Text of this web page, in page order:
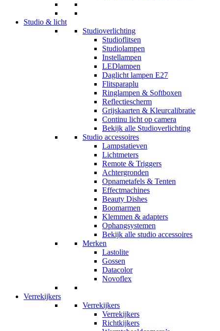
Studio & licht
Studioverlichting
Studioflitsen
Studiolampen
Instellampen
LEDlampen
Daglicht lampen E27
Flitsparaplu
Ringlampen & Softboxen
Reflectiescherm
Grijskaarten & Kleurcalibratie
Continu licht op camera
Bekijk alle Studioverlichting
Studio accessoires
Lampstatieven
Lichtmeters
Remote & Triggers
Achtergronden
Opnametafels & Tenten
Effectmachines
Beauty Dishes
Boomarmen
Klemmen & adapters
Ophangsystemen
Bekijk alle studio accessoires
Merken
Lastolite
Gossen
Datacolor
Novoflex
Verrekijkers
Verrekijkers
Verrekijkers
Richtkijkers